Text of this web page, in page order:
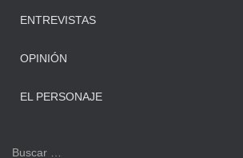
ENTREVISTAS
OPINIÓN
EL PERSONAJE
B
Buscar …